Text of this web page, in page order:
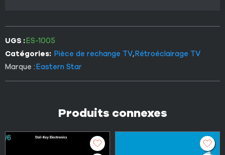
UGS :ES-1005
Catégories: Pièce de rechange TV,Rétroéclairage TV
Marque :Eastern Star
Produits connexes